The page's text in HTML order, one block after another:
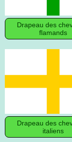
Drapeau des
flamands
Drapeau des
italiens